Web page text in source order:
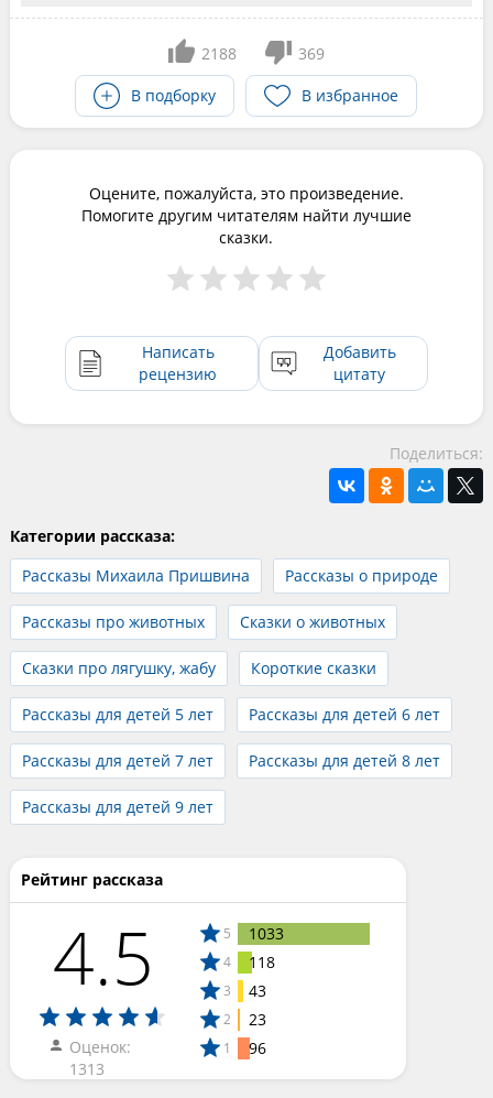
2188
369
В подборку
В избранное
Оцените, пожалуйста, это произведение.
Помогите другим читателям найти лучшие
сказки.
Написать
рецензию
Добавить
цитату
Поделиться:
Категории рассказа:
Рассказы Михаила Пришвина
Рассказы о природе
Рассказы про животных Сказки о животных
Сказки про лягушку, жабу Короткие сказки
Рассказы для детей 5 лет Рассказы для детей 6 лет
Рассказы для детей 7 лет Рассказы для детей 8 лет
Рассказы для детей 9 лет
Рейтинг рассказа
4.5
Оценок:
1313
5 1033
4 118
3 43
2 23
1 96